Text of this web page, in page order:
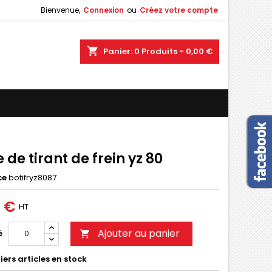
Bienvenue, Connexion ou Créez votre compte
shopping_cart Panier: 0 Produits - 0,00 €
de tirant de frein yz 80
botifryz8087
€ HT
 Ajouter au panier
articles en stock